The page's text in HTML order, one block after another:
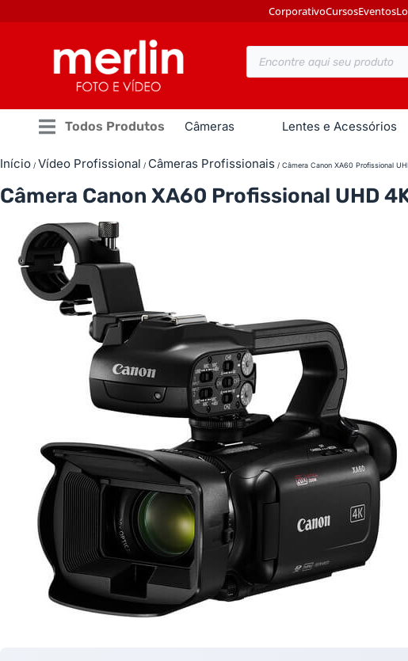
CorporativoCursosEventos
Todos Produtos Câmeras Lentes e Acessórios
Início / Vídeo Profissional / Câmeras Profissionais / Câmera Canon XA60 Profissional
Câmera Canon XA60 Profissional UHD